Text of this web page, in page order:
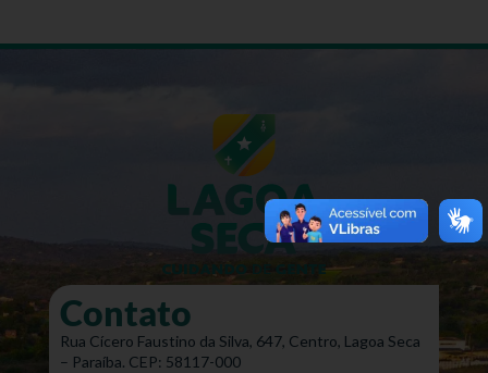
Contato
Rua Cícero Faustino da Silva, 647, Centro, Lagoa Seca
– Paraíba. CEP: 58117-000